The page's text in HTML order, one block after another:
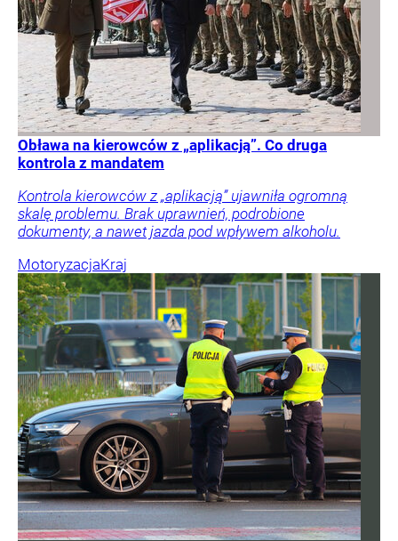
Obława na kierowców z „aplikacją”. Co druga
kontrola z mandatem
Kontrola kierowców z „aplikacją” ujawniła ogromną
skalę problemu. Brak uprawnień, podrobione
dokumenty, a nawet jazda pod wpływem alkoholu.
MotoryzacjaKraj